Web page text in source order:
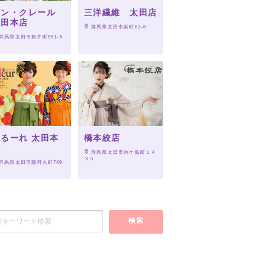
・クレール
本店
馬県太田市新井町551-5
三洋繊維 太田店
群馬県太田市浜町63-6
ーれ 太田本
馬県太田市藤阿久町749-
橋本絞店
群馬県太田市内ケ島町１４
３５
検索